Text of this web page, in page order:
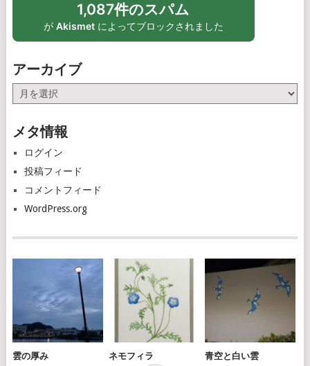
1,087件のスパム
が Akismetによってブロックされました
アーカイブ
ー
イ
メタ情報
ログイン
投稿フィード
コメントフィード
WordPress.org
雲の厚み ネモフィラ 青空と白い雲